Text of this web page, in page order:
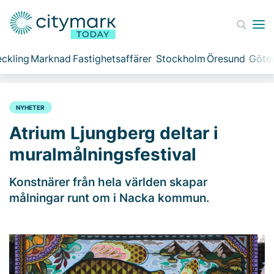
Marknad Fastighetsaffärer Stockholm Öresund
NYHETER
Atrium Ljungberg deltar i
muralmålningsfestival
Konstnärer från hela världen skapar
målningar runt om i Nacka kommun.